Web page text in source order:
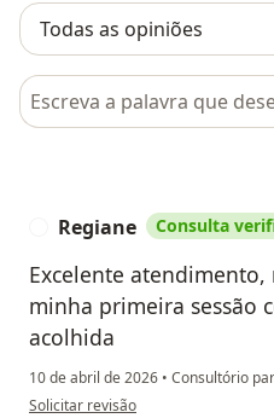
Pesquisar em opiniões
Regiane Consulta
Excelente
minha primeira sessão
acolhida
10 de abril de 2026 • Consultório
na opinião do utilizador Regiane
Solicitar revisão